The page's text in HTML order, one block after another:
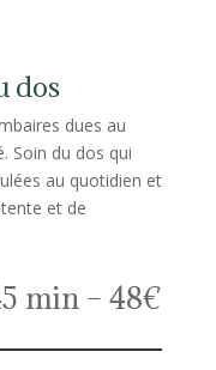
dos
dues au
Soin du dos qui
au quotidien et
et de
min – 48€